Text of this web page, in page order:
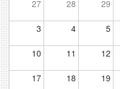
27 28 29
3 4 5
10 11 12
17 18 19